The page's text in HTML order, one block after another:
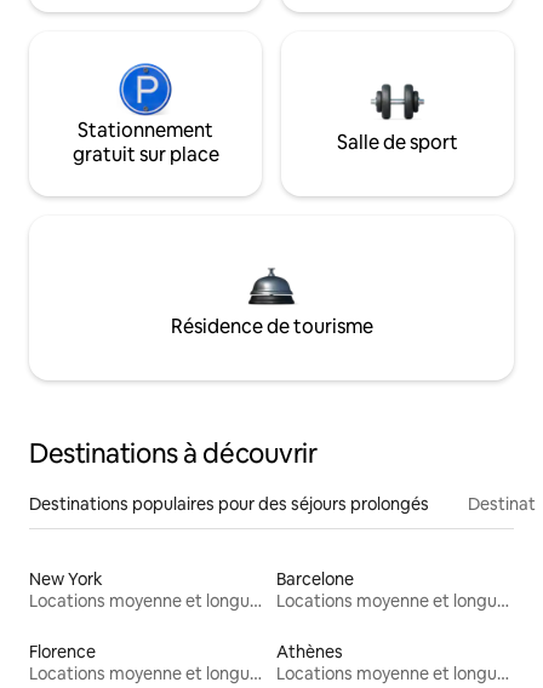
Stationnement
gratuit sur place
Salle de sport
Résidence de tourisme
Destinations à découvrir
Destinations populaires pour des séjours prolongés
New York
Locations moyenne et longue durée
Barcelone
Locations moyenne et longue durée
Florence
Locations moyenne et longue durée
Athènes
Locations moyenne et longue durée